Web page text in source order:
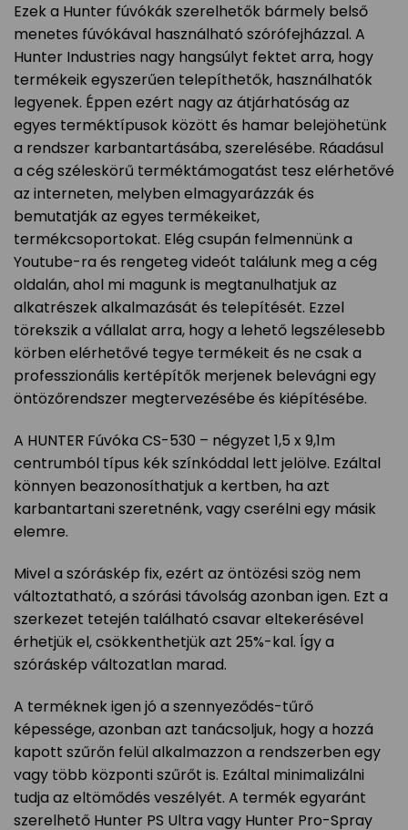
Ezek a Hunter fúvókák szerelhetők bármely belső
menetes fúvókával használható szórófejházzal. A
Hunter Industries nagy hangsúlyt fektet arra, hogy
termékeik egyszerűen telepíthetők, használhatók
legyenek. Éppen ezért nagy az átjárhatóság az
egyes terméktípusok között és hamar belejöhetünk
a rendszer karbantartásába, szerelésébe. Ráadásul
a cég széleskörű terméktámogatást tesz elérhetővé
az interneten, melyben elmagyarázzák és
bemutatják az egyes termékeiket,
termékcsoportokat. Elég csupán felmennünk a
Youtube-ra és rengeteg videót találunk meg a cég
oldalán, ahol mi magunk is megtanulhatjuk az
alkatrészek alkalmazását és telepítését. Ezzel
törekszik a vállalat arra, hogy a lehető legszélesebb
körben elérhetővé tegye termékeit és ne csak a
professzionális kertépítők merjenek belevágni egy
öntözőrendszer megtervezésébe és kiépítésébe.
A HUNTER Fúvóka CS-530 – négyzet 1,5 x 9,1m
centrumból típus kék színkóddal lett jelölve. Ezáltal
könnyen beazonosíthatjuk a kertben, ha azt
karbantartani szeretnénk, vagy cserélni egy másik
elemre.
Mivel a szóráskép fix, ezért az öntözési szög nem
változtatható, a szórási távolság azonban igen. Ezt a
szerkezet tetején található csavar eltekerésével
érhetjük el, csökkenthetjük azt 25%-kal. Így a
szóráskép változatlan marad.
A terméknek igen jó a szennyeződés-tűrő
képessége, azonban azt tanácsoljuk, hogy a hozzá
kapott szűrőn felül alkalmazzon a rendszerben egy
vagy több központi szűrőt is. Ezáltal minimalizálni
tudja az eltömődés veszélyét. A termék egyaránt
szerelhető Hunter PS Ultra vagy Hunter Pro-Spray